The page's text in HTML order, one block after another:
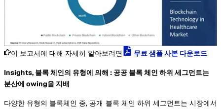
이 보고서에 대해 자세히 알아보려면 무료 샘플 사본 다운로드
Insights, 블록 체인의 유형에 의해 : 공공 블록 체인 하위 세그먼트는
분산에 owing을 지배
다양한 유형의 블록체인 중, 공개 블록 체인 하위 세그먼트는 시장에서